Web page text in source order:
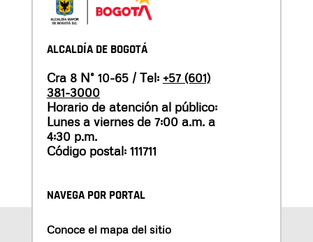
ALCALDÍA DE BOGOTÁ
Cra 8 N° 10-65 / Tel: +57 (601)
381-3000
Horario de atención al público:
Lunes a viernes de 7:00 a.m. a
4:30 p.m.
Código postal: 111711
NAVEGA POR PORTAL
Conoce el mapa del sitio